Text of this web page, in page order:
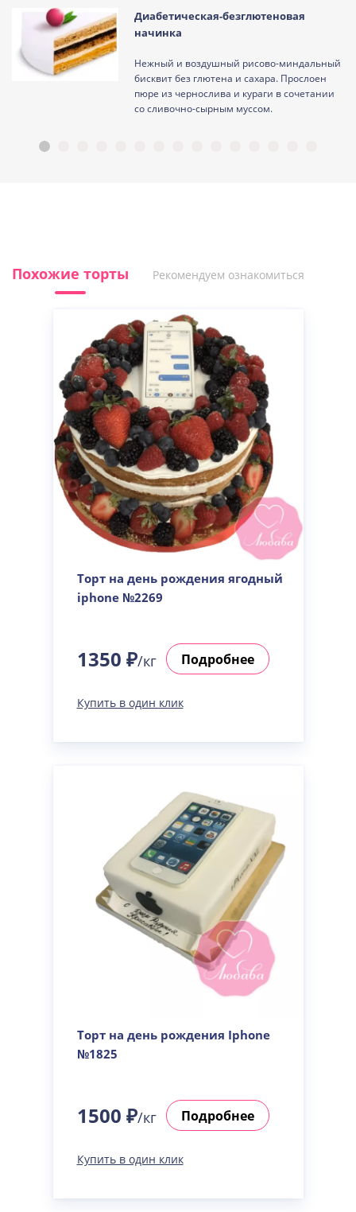
Диабетическая-безглютеновая
начинка
Нежный и воздушный рисово-миндальный
бисквит без глютена и сахара. Прослоен
пюре из чернослива и кураги в сочетании
со сливочно-сырным муссом.
Похожие торты Рекомендуем ознакомиться
Торт на день рождения ягодный
iphone №2269
1350 ₽/кг Подробнее
Купить в один клик
Торт на день рождения Iphone
№1825
1500 ₽/кг Подробнее
Купить в один клик